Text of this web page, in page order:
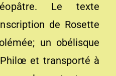
Le texte
de Rosette
un obélisque
et transporté à